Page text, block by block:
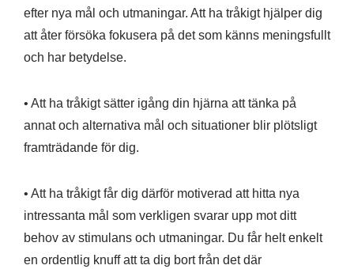
efter nya mål och utmaningar. Att ha tråkigt hjälper dig
att åter försöka fokusera på det som känns meningsfullt
och har betydelse.
• Att ha tråkigt sätter igång din hjärna att tänka på
annat och alternativa mål och situationer blir plötsligt
framträdande för dig.
• Att ha tråkigt får dig därför motiverad att hitta nya
intressanta mål som verkligen svarar upp mot ditt
behov av stimulans och utmaningar. Du får helt enkelt
en ordentlig knuff att ta dig bort från det där